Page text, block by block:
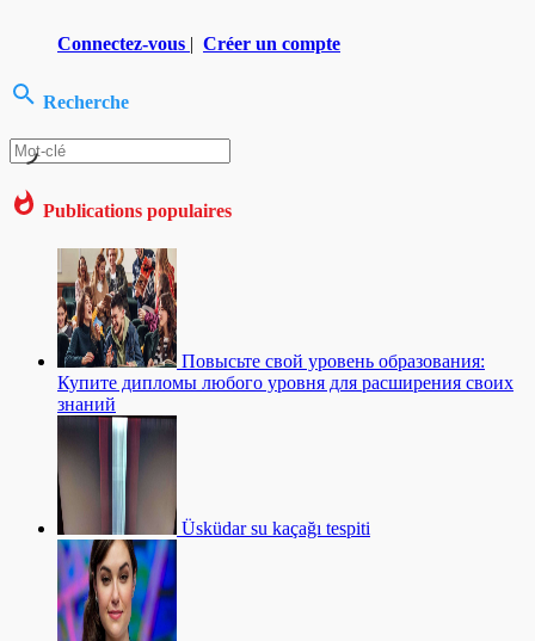
Connectez-vous | Créer un compte
Recherche
Publications populaires
Повысьте свой уровень образования:
Купите дипломы любого уровня для расширения своих
знаний
Üsküdar su kaçağı tespiti